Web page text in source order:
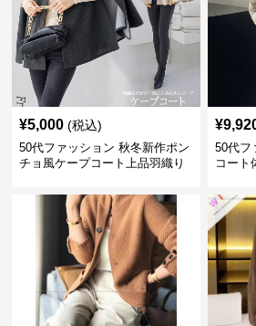
¥5,000 (税込)
50代ファッション 秋冬新作ポン
チョ風ケープコート上品羽織り
¥
50代フ
コート